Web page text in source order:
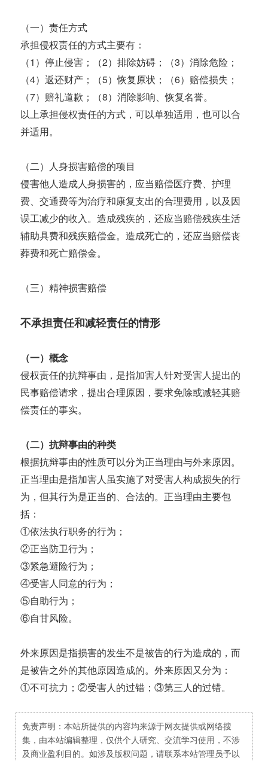
（一）责任方式
承担侵权责任的方式主要有：
（1）停止侵害；（2）排除妨碍；（3）消除危险；
（4）返还财产；（5）恢复原状；（6）赔偿损失；
（7）赔礼道歉；（8）消除影响、恢复名誉。
以上承担侵权责任的方式，可以单独适用，也可以合
并适用。
（二）人身损害赔偿的项目
侵害他人造成人身损害的，应当赔偿医疗费、护理
费、交通费等为治疗和康复支出的合理费用，以及因
误工减少的收入。造成残疾的，还应当赔偿残疾生活
辅助具费和残疾赔偿金。造成死亡的，还应当赔偿丧
葬费和死亡赔偿金。
（三）精神损害赔偿
不承担责任和减轻责任的情形
（一）概念
侵权责任的抗辩事由，是指加害人针对受害人提出的
民事赔偿请求，提出合理原因，要求免除或减轻其赔
偿责任的事实。
（二）抗辩事由的种类
根据抗辩事由的性质可以分为正当理由与外来原因。
正当理由是指加害人虽实施了对受害人构成损失的行
为，但其行为是正当的、合法的。正当理由主要包
括：
①依法执行职务的行为；
②正当防卫行为；
③紧急避险行为；
④受害人同意的行为；
⑤自助行为；
⑥自甘风险。
外来原因是指损害的发生不是被告的行为造成的，而
是被告之外的其他原因造成的。外来原因又分为：
①不可抗力；②受害人的过错；③第三人的过错。
免责声明：本站所提供的内容均来源于网友提供或网络搜
集，由本站编辑整理，仅供个人研究、交流学习使用，不涉
及商业盈利目的。如涉及版权问题，请联系本站管理员予以